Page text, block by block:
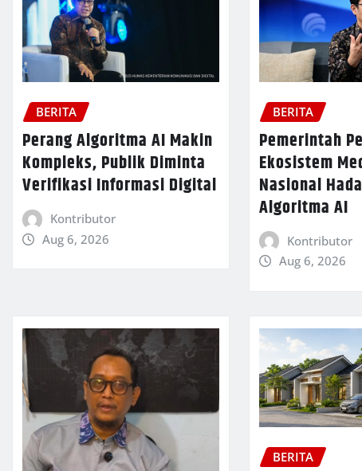
BERITA
Perang Algoritma AI Makin
Kompleks, Publik Diminta
Verifikasi Informasi Digital
Kontributor
Aug 6, 2026
BERITA
Pemerintah
Ekosistem
Nasional
Algoritma AI
Kontributor
Aug 6, 2026
BERITA